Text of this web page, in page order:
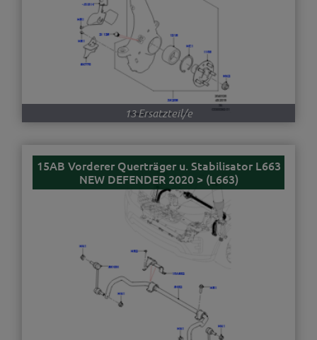
13 Ersatzteil/e
15AB Vorderer Querträger u. Stabilisator L663
NEW DEFENDER 2020 > (L663)